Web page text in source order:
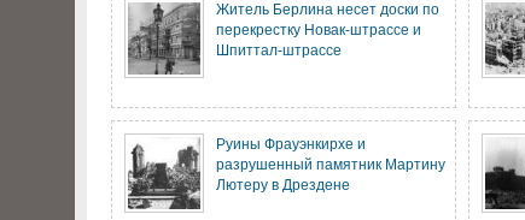
Житель Берлина несет доски по
перекрестку Новак-штрассе и
Шпиттал-штрассе
Руины Фрауэнкирхе и
разрушенный памятник Мартину
Лютеру в Дрездене